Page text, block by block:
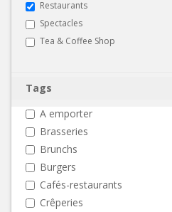
Restaurants
Spectacles
Tea & Coffee Shop
Tags
A emporter
Brasseries
Brunchs
Burgers
Cafés-restaurants
Crêperies